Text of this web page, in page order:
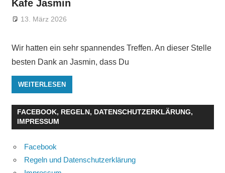
Kafe Jasmin
13. März 2026
Wir hatten ein sehr spannendes Treffen. An dieser Stelle
besten Dank an Jasmin, dass Du
WEITERLESEN
FACEBOOK, REGELN, DATENSCHUTZERKLÄRUNG,
IMPRESSUM
Facebook
Regeln und Datenschutzerklärung